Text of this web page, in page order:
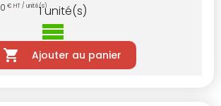
0 € HT / unité(s)
1unité(s)
Ajouter au panier